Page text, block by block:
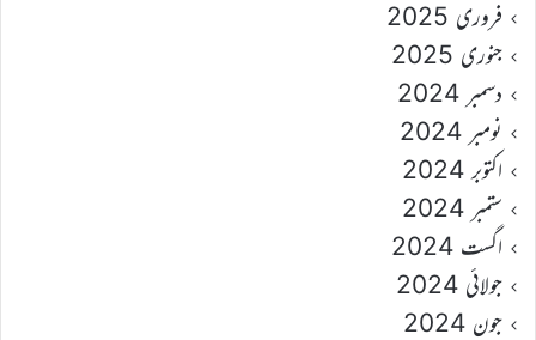
فروری 2025
جنوری 2025
دسمبر 2024
نومبر 2024
اکتوبر 2024
ستمبر 2024
اگست 2024
جولائی 2024
جون 2024